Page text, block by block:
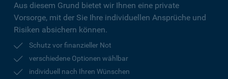
Aus diesem Grund bietet wir Ihnen eine private
Vorsorge, mit der Sie Ihre individuellen Ansprüche und
Risiken absichern können.
Schutz vor finanzieller Not
verschiedene Optionen wählbar
individuell nach Ihren Wünschen